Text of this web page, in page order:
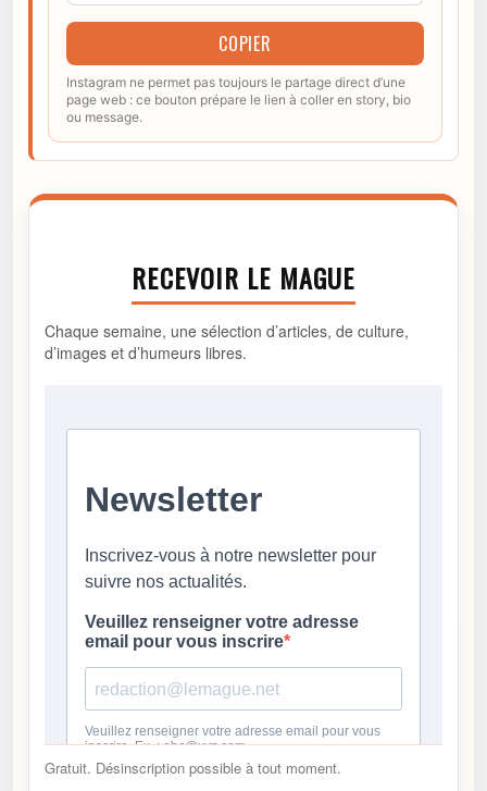
COPIER
Instagram ne permet pas toujours le partage direct d’une
page web : ce bouton prépare le lien à coller en story, bio
ou message.
RECEVOIR LE MAGUE
Chaque semaine, une sélection d’articles, de culture,
d’images et d’humeurs libres.
Gratuit. Désinscription possible à tout moment.